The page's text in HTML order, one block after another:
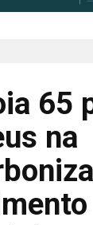
65
na